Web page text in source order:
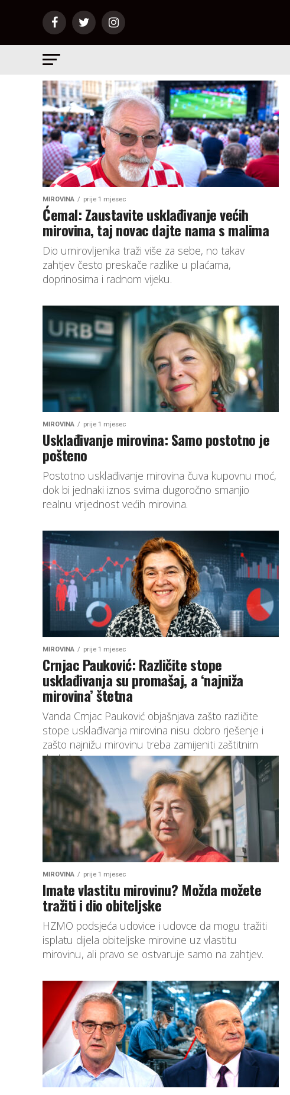
MIROVINA prije 1 mjesec
Ćemal: Zaustavite usklađivanje većih
mirovina, taj novac dajte nama s malima
Dio umirovljenika traži više za sebe, no takav
zahtjev često preskače razlike u plaćama,
doprinosima i radnom vijeku.
MIROVINA prije 1 mjesec
Usklađivanje mirovina: Samo postotno je
pošteno
Postotno usklađivanje mirovina čuva kupovnu moć,
dok bi jednaki iznos svima dugoročno smanjio
realnu vrijednost većih mirovina.
MIROVINA prije 1 mjesec
Crnjac Pauković: Različite stope
usklađivanja su promašaj, a ‘najniža
mirovina’ štetna
Vanda Crnjac Pauković objašnjava zašto različite
stope usklađivanja mirovina nisu dobro rješenje i
zašto najnižu mirovinu treba zamijeniti zaštitnim
dodatkom.
MIROVINA prije 1 mjesec
Imate vlastitu mirovinu? Možda možete
tražiti i dio obiteljske
HZMO podsjeća udovice i udovce da mogu tražiti
isplatu dijela obiteljske mirovine uz vlastitu
mirovinu, ali pravo se ostvaruje samo na zahtjev.